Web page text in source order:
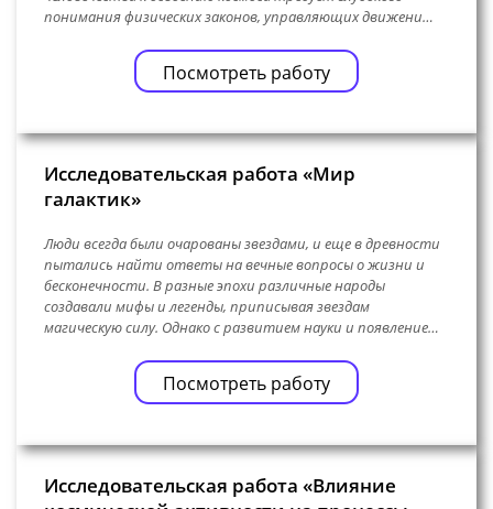
понимания физических законов, управляющих движени…
Посмотреть работу
Исследовательская работа «Мир
галактик»
Люди всегда были очарованы звездами, и еще в древности
пытались найти ответы на вечные вопросы о жизни и
бесконечности. В разные эпохи различные народы
создавали мифы и легенды, приписывая звездам
магическую силу. Однако с развитием науки и появление…
Посмотреть работу
Исследовательская работа «Влияние